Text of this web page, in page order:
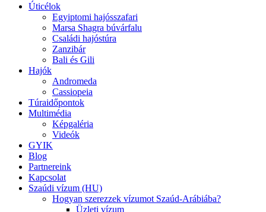
Úticélok
Egyiptomi hajósszafari
Marsa Shagra búvárfalu
Családi hajóstúra
Zanzibár
Bali és Gili
Hajók
Andromeda
Cassiopeia
Túraidőpontok
Multimédia
Képgaléria
Videók
GYIK
Blog
Partnereink
Kapcsolat
Szaúdi vízum (HU)
Hogyan szerezzek vízumot Szaúd-Arábiába?
Üzleti vízum